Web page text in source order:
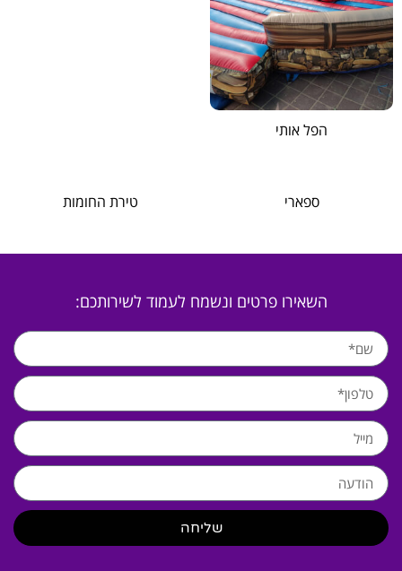
הפל אותי
ספארי טירת החומות
השאירו פרטים ונשמח לעמוד לשירותכם:
שליחה